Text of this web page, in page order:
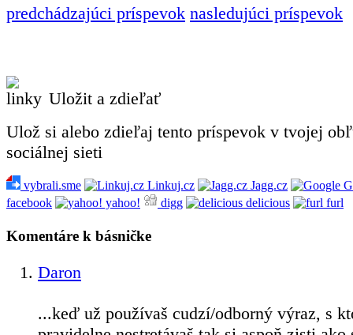
predchádzajúci príspevok nasledujúci príspevok
Uložit a zdieľať
Ulož si alebo zdieľaj tento príspevok v tvojej
sociálnej sieti
vybrali.sme Linkuj.cz Jagg.cz
facebook
yahoo! digg delicious furl
Komentáre k básničke
Daron
...keď už používaš cudzí/odborný výraz, s